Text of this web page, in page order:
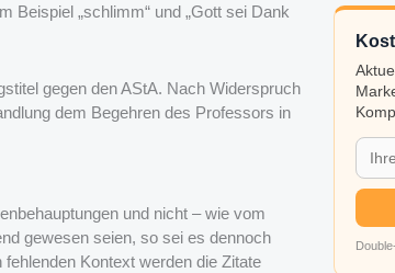
Beispiel „schlimm“ und „Gott sei Dank
gegen den AStA. Nach Widerspruch
dem Begehren des Professors in
und nicht – wie vom
gewesen seien, so sei es dennoch
Kontext werden die Zitate